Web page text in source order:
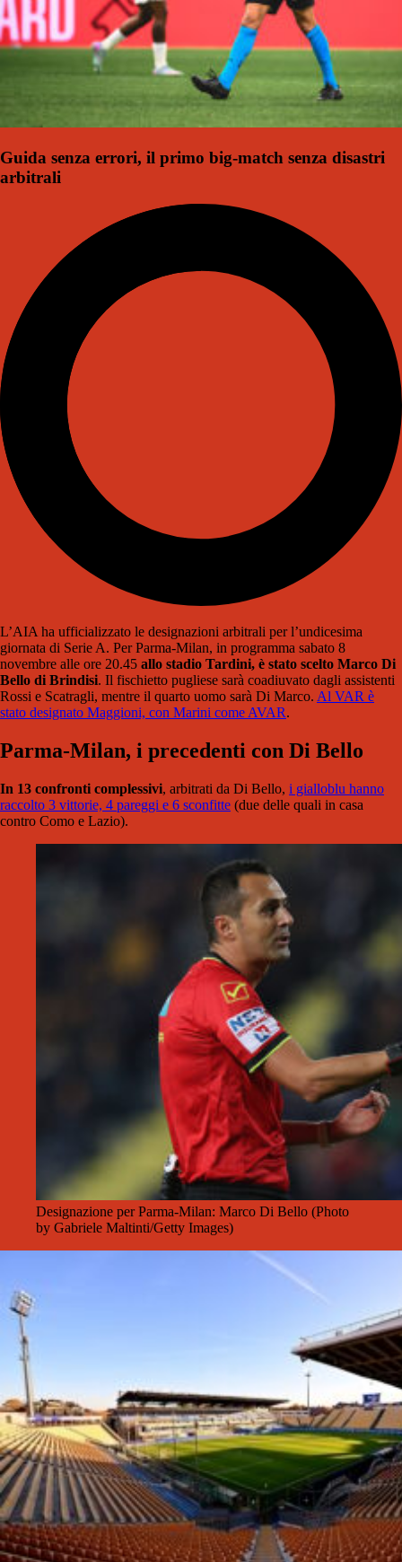
Guida senza errori, il primo big-match senza disastri
arbitrali
L’AIA ha ufficializzato le designazioni arbitrali per l’undicesima
giornata di Serie A. Per Parma-Milan, in programma sabato 8
novembre alle ore 20.45 allo stadio Tardini, è stato scelto Marco Di
Bello di Brindisi. Il fischietto pugliese sarà coadiuvato dagli assistenti
Rossi e Scatragli, mentre il quarto uomo sarà Di Marco. Al VAR è
stato designato Maggioni, con Marini come AVAR.
Parma-Milan, i precedenti con Di Bello
In 13 confronti complessivi, arbitrati da Di Bello, i gialloblu hanno
raccolto 3 vittorie, 4 pareggi e 6 sconfitte (due delle quali in casa
contro Como e Lazio).
Designazione per Parma-Milan: Marco Di Bello (Photo
by Gabriele Maltinti/Getty Images)